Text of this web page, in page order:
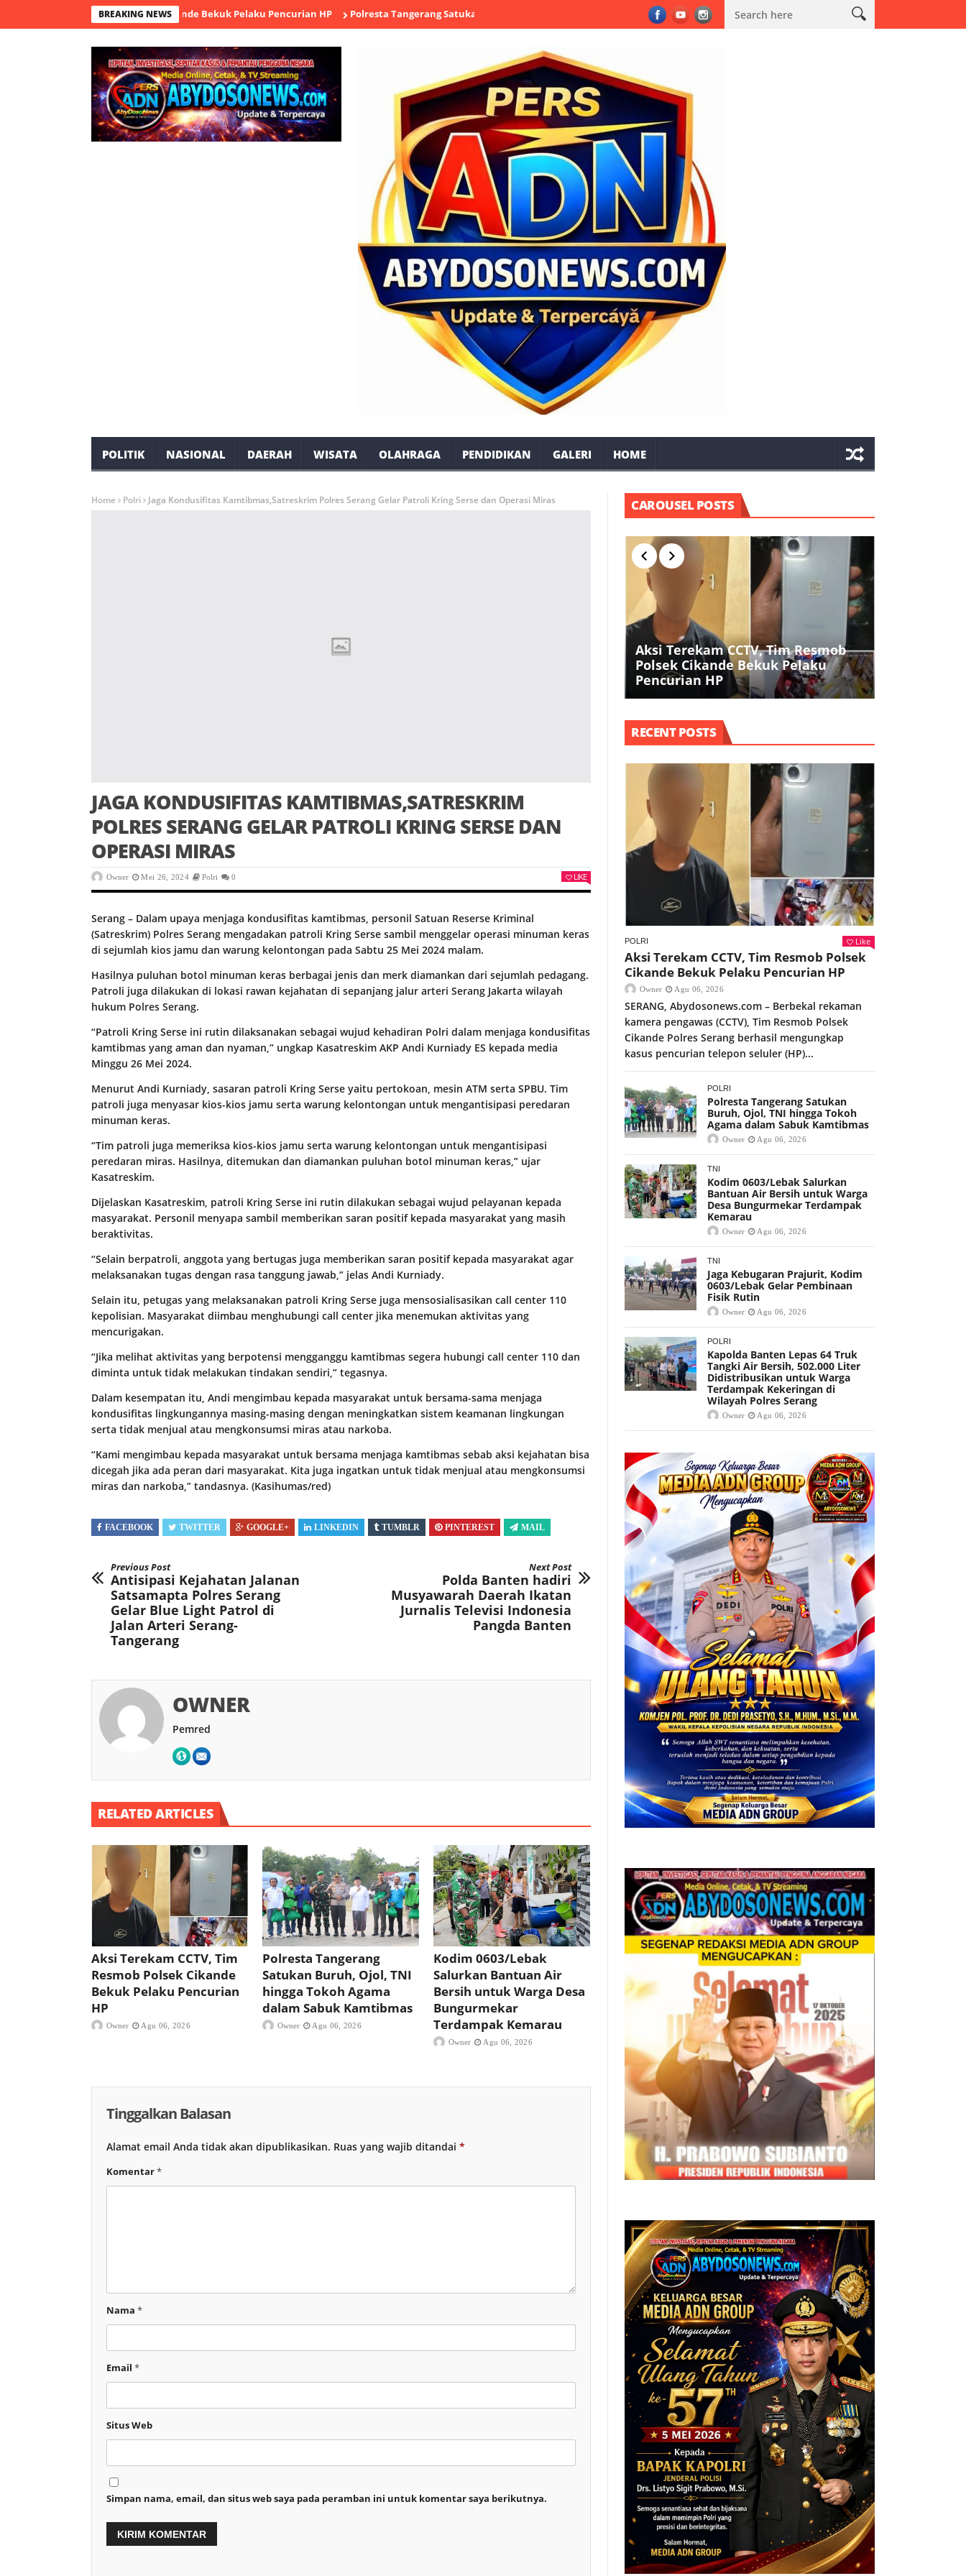
BREAKING NEWS
Tim Resmob Polsek Cikande Bekuk Pelaku Pencurian HP Polresta Tangerang Satukan Buruh, Ojol, TNI hingga Tokoh Agama dalam Sabuk Kamtibmas Kodim 0603/Lebak Salurkan Bantuan Air
POLITIK NASIONAL DAERAH WISATA OLAHRAGA PENDIDIKAN GALERI HOME
Home Polri Jaga Kondusifitas Kamtibmas,Satreskrim Polres Serang Gelar Patroli Kring Serse dan Operasi Miras
JAGA KONDUSIFITAS KAMTIBMAS,SATRESKRIM
POLRES SERANG GELAR PATROLI KRING SERSE DAN
OPERASI MIRAS
Owner Mei 26, 2024 Polri 0 LIKE
Serang – Dalam upaya menjaga kondusifitas kamtibmas, personil Satuan Reserse Kriminal
(Satreskrim) Polres Serang mengadakan patroli Kring Serse sambil menggelar operasi minuman keras
di sejumlah kios jamu dan warung kelontongan pada Sabtu 25 Mei 2024 malam.
Hasilnya puluhan botol minuman keras berbagai jenis dan merk diamankan dari sejumlah pedagang.
Patroli juga dilakukan di lokasi rawan kejahatan di sepanjang jalur arteri Serang Jakarta wilayah
hukum Polres Serang.
“Patroli Kring Serse ini rutin dilaksanakan sebagai wujud kehadiran Polri dalam menjaga kondusifitas
kamtibmas yang aman dan nyaman,” ungkap Kasatreskim AKP Andi Kurniady ES kepada media
Minggu 26 Mei 2024.
Menurut Andi Kurniady, sasaran patroli Kring Serse yaitu pertokoan, mesin ATM serta SPBU. Tim
patroli juga menyasar kios-kios jamu serta warung kelontongan untuk mengantisipasi peredaran
minuman keras.
“Tim patroli juga memeriksa kios-kios jamu serta warung kelontongan untuk mengantisipasi
peredaran miras. Hasilnya, ditemukan dan diamankan puluhan botol minuman keras,” ujar
Kasatreskim.
Dijelaskan Kasatreskim, patroli Kring Serse ini rutin dilakukan sebagai wujud pelayanan kepada
masyarakat. Personil menyapa sambil memberikan saran positif kepada masyarakat yang masih
beraktivitas.
“Selain berpatroli, anggota yang bertugas juga memberikan saran positif kepada masyarakat agar
melaksanakan tugas dengan rasa tanggung jawab,” jelas Andi Kurniady.
Selain itu, petugas yang melaksanakan patroli Kring Serse juga mensosialisasikan call center 110
kepolisian. Masyarakat diimbau menghubungi call center jika menemukan aktivitas yang
mencurigakan.
“Jika melihat aktivitas yang berpotensi mengganggu kamtibmas segera hubungi call center 110 dan
diminta untuk tidak melakukan tindakan sendiri,” tegasnya.
Dalam kesempatan itu, Andi mengimbau kepada masyarakat untuk bersama-sama menjaga
kondusifitas lingkungannya masing-masing dengan meningkatkan sistem keamanan lingkungan
serta tidak menjual atau mengkonsumsi miras atau narkoba.
“Kami mengimbau kepada masyarakat untuk bersama menjaga kamtibmas sebab aksi kejahatan bisa
dicegah jika ada peran dari masyarakat. Kita juga ingatkan untuk tidak menjual atau mengkonsumsi
miras dan narkoba,” tandasnya. (Kasihumas/red)
FACEBOOK TWITTER GOOGLE+ LINKEDIN TUMBLR PINTEREST MAIL
Previous Post
Antisipasi Kejahatan Jalanan
Satsamapta Polres Serang
Gelar Blue Light Patrol di
Jalan Arteri Serang-
Tangerang
Next Post
Polda Banten hadiri
Musyawarah Daerah Ikatan
Jurnalis Televisi Indonesia
Pangda Banten
OWNER
Pemred
RELATED ARTICLES
Aksi Terekam CCTV, Tim
Resmob Polsek Cikande
Bekuk Pelaku Pencurian
HP
Owner Agu 06, 2026
Polresta Tangerang
Satukan Buruh, Ojol, TNI
hingga Tokoh Agama
dalam Sabuk Kamtibmas
Owner Agu 06, 2026
Kodim 0603/Lebak
Salurkan Bantuan Air
Bersih untuk Warga Desa
Bungurmekar
Terdampak Kemarau
Owner Agu 06, 2026
Tinggalkan Balasan
Alamat email Anda tidak akan dipublikasikan. Ruas yang wajib ditandai *
Komentar*
Nama *
Email *
Situs Web
Simpan nama, email, dan situs web saya pada peramban ini untuk komentar saya berikutnya.
CAROUSEL POSTS
Aksi Terekam CCTV, Tim Resmob
Polsek Cikande Bekuk Pelaku
Pencurian HP
RECENT POSTS
POLRI Like
Aksi Terekam CCTV, Tim Resmob Polsek
Cikande Bekuk Pelaku Pencurian HP
Owner Agu 06, 2026
SERANG, Abydosonews.com – Berbekal rekaman
kamera pengawas (CCTV), Tim Resmob Polsek
Cikande Polres Serang berhasil mengungkap
kasus pencurian telepon seluler (HP)...
POLRI
Polresta Tangerang Satukan
Buruh, Ojol, TNI hingga Tokoh
Agama dalam Sabuk Kamtibmas
Owner Agu 06, 2026
TNI
Kodim 0603/Lebak Salurkan
Bantuan Air Bersih untuk Warga
Desa Bungurmekar Terdampak
Kemarau
Owner Agu 06, 2026
TNI
Jaga Kebugaran Prajurit, Kodim
0603/Lebak Gelar Pembinaan
Fisik Rutin
Owner Agu 06, 2026
POLRI
Kapolda Banten Lepas 64 Truk
Tangki Air Bersih, 502.000 Liter
Didistribusikan untuk Warga
Terdampak Kekeringan di
Wilayah Polres Serang
Owner Agu 06, 2026